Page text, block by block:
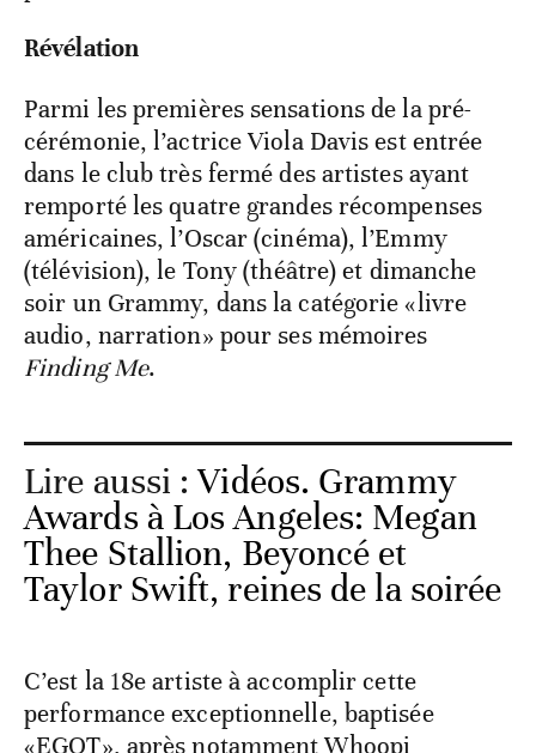
Révélation
Parmi les premières sensations de la pré-
cérémonie, l’actrice Viola Davis est entrée
dans le club très fermé des artistes ayant
remporté les quatre grandes récompenses
américaines, l’Oscar (cinéma), l’Emmy
(télévision), le Tony (théâtre) et dimanche
soir un Grammy, dans la catégorie «livre
audio, narration» pour ses mémoires
Finding Me.
Lire aussi :Vidéos. Grammy
Awards à Los Angeles: Megan
Thee Stallion, Beyoncé et
Taylor Swift, reines de la soirée
C’est la 18e artiste à accomplir cette
performance exceptionnelle, baptisée
«EGOT», après notamment Whoopi